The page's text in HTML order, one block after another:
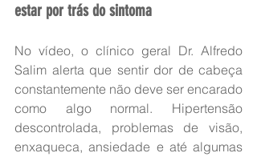
estar por trás do sintoma
No vídeo, o clínico geral Dr. Alfredo
Salim alerta que sentir dor de cabeça
constantemente não deve ser encarado
como algo normal. Hipertensão
descontrolada, problemas de visão,
enxaqueca, ansiedade e até algumas